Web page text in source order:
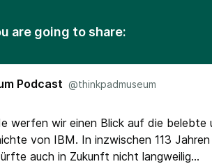
are going to share:
Podcast @thinkpadmuseum
werfen wir einen Blick auf die belebte
von IBM. In inzwischen 113
auch in Zukunft nicht langweilig